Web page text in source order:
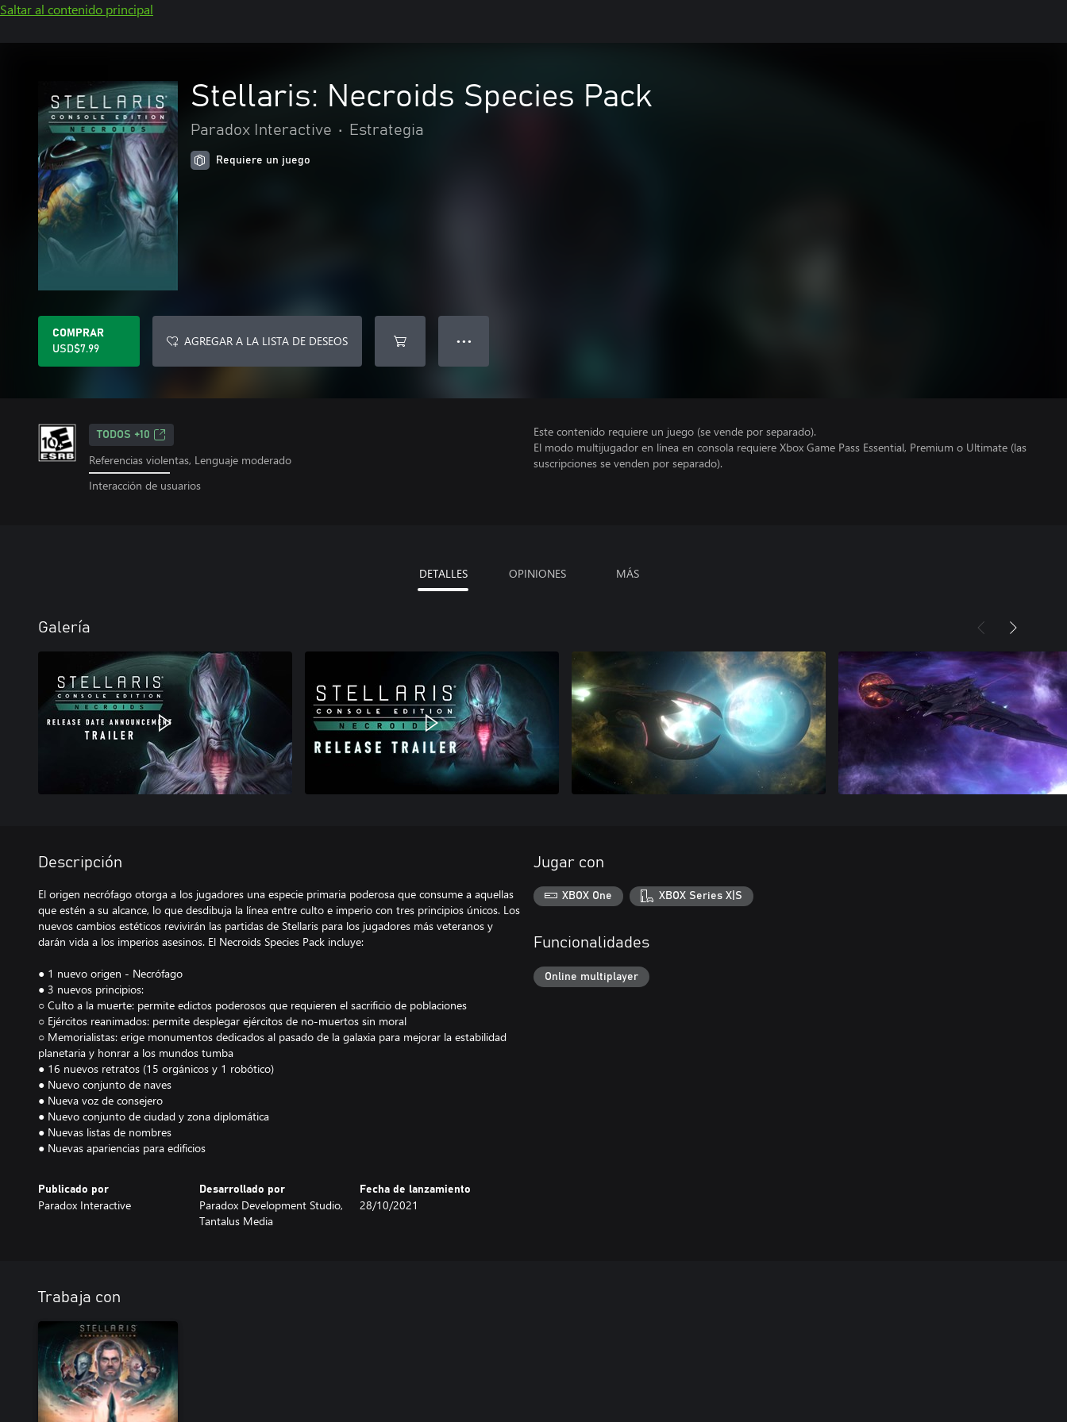
Saltar al contenido principal
Stellaris: Necroids Species Pack
Paradox Interactive • Estrategia
Requiere un juego
COMPRAR
USD$7.99
AGREGAR A LA LISTA DE DESEOS ● ● ●
TODOS +10
Referencias violentas, Lenguaje moderado
Interacción de usuarios
Este contenido requiere un juego (se vende por separado).
El modo multijugador en línea en consola requiere Xbox Game Pass Essential, Premium o Ultimate (las
suscripciones se venden por separado).
DETALLES OPINIONES MÁS
Galería
Descripción
El origen necrófago otorga a los jugadores una especie primaria poderosa que consume a aquellas
que estén a su alcance, lo que desdibuja la línea entre culto e imperio con tres principios únicos. Los
nuevos cambios estéticos revivirán las partidas de Stellaris para los jugadores más veteranos y
darán vida a los imperios asesinos. El Necroids Species Pack incluye:
● 1 nuevo origen - Necrófago
● 3 nuevos principios:
○ Culto a la muerte: permite edictos poderosos que requieren el sacrificio de poblaciones
○ Ejércitos reanimados: permite desplegar ejércitos de no-muertos sin moral
○ Memorialistas: erige monumentos dedicados al pasado de la galaxia para mejorar la estabilidad
planetaria y honrar a los mundos tumba
● 16 nuevos retratos (15 orgánicos y 1 robótico)
● Nuevo conjunto de naves
● Nueva voz de consejero
● Nuevo conjunto de ciudad y zona diplomática
● Nuevas listas de nombres
● Nuevas apariencias para edificios
Publicado por
Paradox Interactive
Desarrollado por
Paradox Development Studio,
Tantalus Media
Fecha de lanzamiento
28/10/2021
Jugar con
XBOX One XBOX Series X|S
Funcionalidades
Online multiplayer
Trabaja con